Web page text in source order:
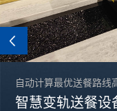
Previous
自动计算最优送餐路线
智慧变轨送餐设